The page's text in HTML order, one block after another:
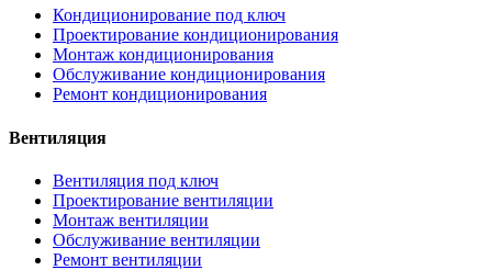
Кондиционирование под ключ
Проектирование кондиционирования
Монтаж кондиционирования
Обслуживание кондиционирования
Ремонт кондиционирования
Вентиляция
Вентиляция под ключ
Проектирование вентиляции
Монтаж вентиляции
Обслуживание вентиляции
Ремонт вентиляции